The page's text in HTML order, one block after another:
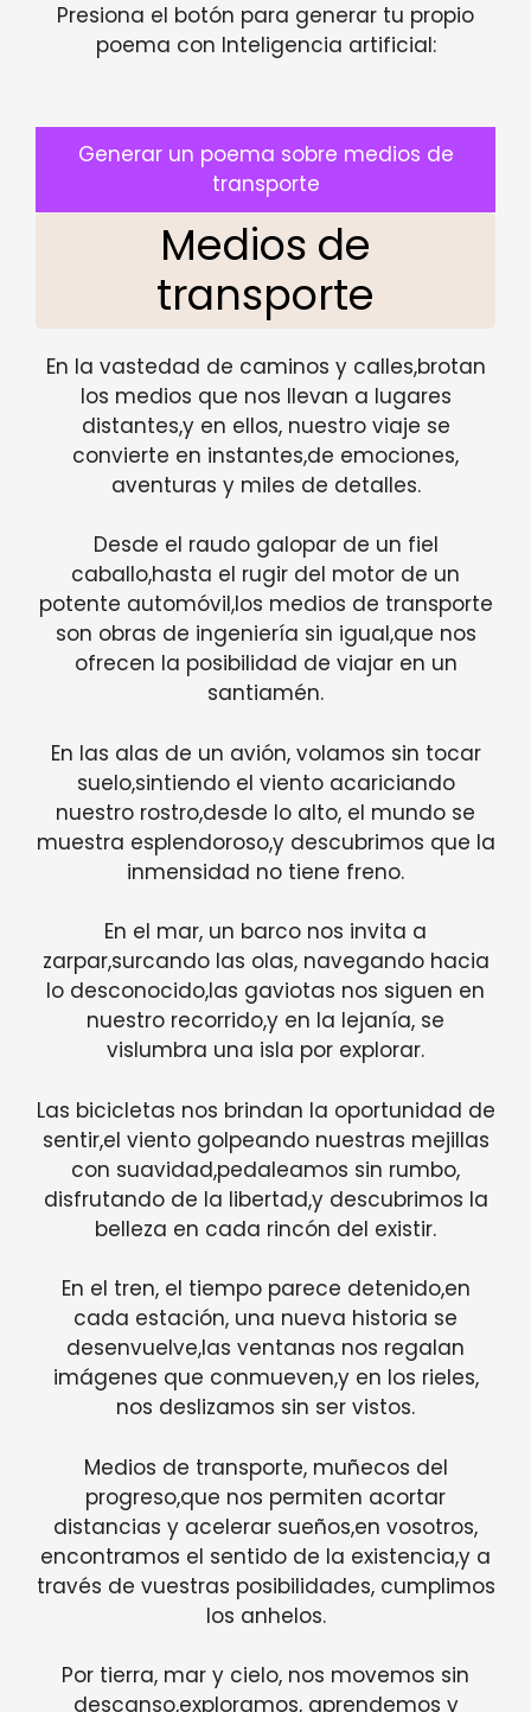
Presiona el botón para generar tu propio
poema con Inteligencia artificial:
Generar un poema sobre medios de
transporte
Medios de
transporte
En la vastedad de caminos y calles,brotan
los medios que nos llevan a lugares
distantes,y en ellos, nuestro viaje se
convierte en instantes,de emociones,
aventuras y miles de detalles.
Desde el raudo galopar de un fiel
caballo,hasta el rugir del motor de un
potente automóvil,los medios de transporte
son obras de ingeniería sin igual,que nos
ofrecen la posibilidad de viajar en un
santiamén.
En las alas de un avión, volamos sin tocar
suelo,sintiendo el viento acariciando
nuestro rostro,desde lo alto, el mundo se
muestra esplendoroso,y descubrimos que la
inmensidad no tiene freno.
En el mar, un barco nos invita a
zarpar,surcando las olas, navegando hacia
lo desconocido,las gaviotas nos siguen en
nuestro recorrido,y en la lejanía, se
vislumbra una isla por explorar.
Las bicicletas nos brindan la oportunidad de
sentir,el viento golpeando nuestras mejillas
con suavidad,pedaleamos sin rumbo,
disfrutando de la libertad,y descubrimos la
belleza en cada rincón del existir.
En el tren, el tiempo parece detenido,en
cada estación, una nueva historia se
desenvuelve,las ventanas nos regalan
imágenes que conmueven,y en los rieles,
nos deslizamos sin ser vistos.
Medios de transporte, muñecos del
progreso,que nos permiten acortar
distancias y acelerar sueños,en vosotros,
encontramos el sentido de la existencia,y a
través de vuestras posibilidades, cumplimos
los anhelos.
Por tierra, mar y cielo, nos movemos sin
descanso,exploramos, aprendemos y